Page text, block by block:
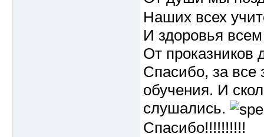
Наших всех
И здоровья
От проказников
Спасибо, за все
обучения. И
слушались.
Спасибо!!!!!!!!!!